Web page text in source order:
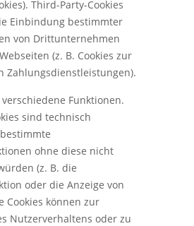
Third-Party-Cookies
Einbindung bestimmter
von Drittunternehmen
(z. B. Cookies zur
Zahlungsdienstleistungen).
Funktionen.
sind technisch
ohne diese nicht
(z. B. die
oder die Anzeige von
Cookies können zur
Nutzerverhaltens oder zu